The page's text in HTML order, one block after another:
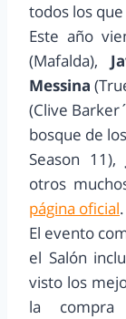
todos los
Este año
(Mafalda),
Messina
(Clive
bosque de
Season 11),
otros
página oficial.
El evento
el Salón
visto los
la